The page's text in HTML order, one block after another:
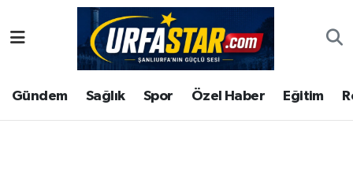
Gündem Sağlık Spor Özel Haber Eğitim
ASAYİS
ÇEVRE
Şanlıurfa Nöbetçi Eczaneler
Şanlıurfa Hava Durumu